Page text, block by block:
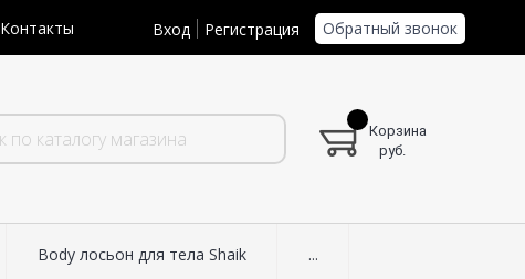
Контакты Вход Регистрация Обратный звонок
Корзина
руб.
Body лосьон для тела Shaik ...